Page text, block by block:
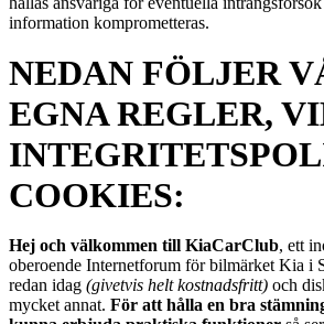
information komprometteras.
NEDAN FÖLJER
EGNA REGLER,
COOKIES:
Hej och välkommen till KiaCarClub, ett
oberoende Internetforum för bilmärket Kia i
redan idag (givetvis helt kostnadsfritt) och
mycket annat. För att hålla en bra